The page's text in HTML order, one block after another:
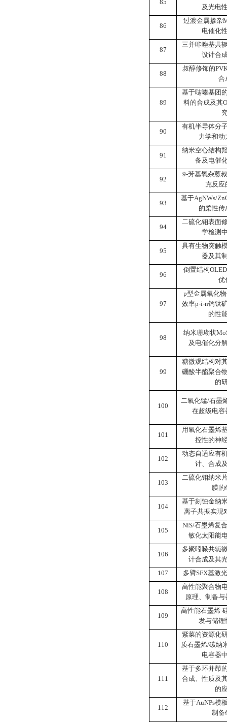
85
及光电
86
过渡金属掺杂
电催化
87
三并咔唑基共
设计合
88
叔醇修饰的
合
89
基于哒嗪基团
料的合成及其
90
有机半导体分
力学和动
91
纳米空心结构
备及电催
92
9-芳基氧杂蒽
克反应
93
基于AgNWs/
的柔性传
94
二硫化钼表面
学检测
95
具有生物突触
器及其
96
倒置结构OLED
优
97
p型金属氧化
效率p-i-n钙钛
的性
98
纳米珊瑚状
及电催化分
99
糖微观结构对
硼酸半酯聚合
的
100
二氧化锰/石墨
在超级电容
101
用氧化石墨烯
控性的神
102
动态自适应有
计、合成
103
二硫化钼纳米
膜的
104
基于刻蚀金纳
离子共振实现
105
NiS/石墨烯复
敏化太阳能
106
多聚吲哚共轭
计合成及其
107
多臂SFX基激
108
高性能聚合物
原理、制备
109
高性能石墨烯-
发与储锂
110
紫菜的资源化
质石墨烯/碳纳
电容器
111
基于多环并茚
合成、性质及
的
112
基于AuNPs模
制备